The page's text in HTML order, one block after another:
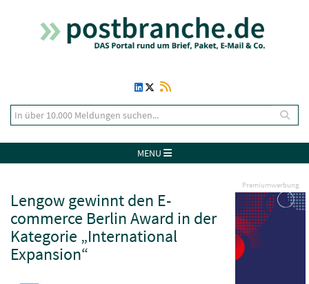
MENU
Premiumwerbung
Lengow gewinnt den E-
commerce Berlin Award in der
Kategorie „International
Expansion“